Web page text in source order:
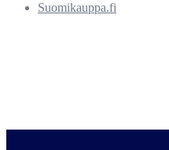
Suomikauppa.fi